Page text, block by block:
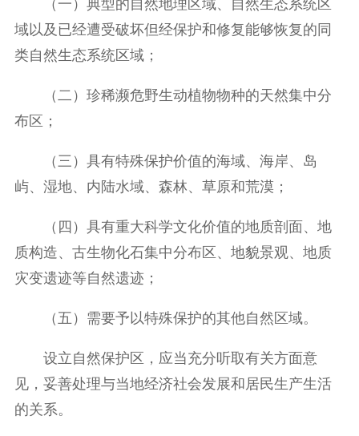
（一）典型的自然地理区域、自然生态系统区
域以及已经遭受破坏但经保护和修复能够恢复的同
类自然生态系统区域；
（二）珍稀濒危野生动植物物种的天然集中分
布区；
（三）具有特殊保护价值的海域、海岸、岛
屿、湿地、内陆水域、森林、草原和荒漠；
（四）具有重大科学文化价值的地质剖面、地
质构造、古生物化石集中分布区、地貌景观、地质
灾变遗迹等自然遗迹；
（五）需要予以特殊保护的其他自然区域。
设立自然保护区，应当充分听取有关方面意
见，妥善处理与当地经济社会发展和居民生产生活
的关系。